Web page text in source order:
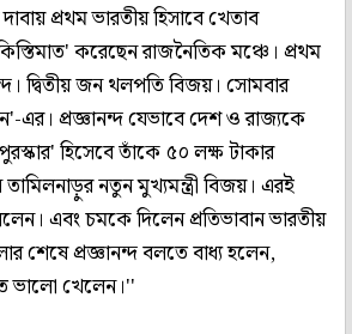
প্রথম ভারতীয় হিসাবে খেতাব
করেছেন রাজনৈতিক মঞ্চে। প্রথম
দ্বিতীয় জন থলপতি বিজয়। সোমবার
এর। প্রজ্ঞানন্দ যেভাবে দেশ ও রাজ্যকে
হিসেবে তাঁকে ৫০ লক্ষ টাকার
নতুন মুখ্যমন্ত্রী বিজয়। এরই
এবং চমকে দিলেন প্রতিভাবান ভারতীয়
শেষে প্রজ্ঞানন্দ বলতে বাধ্য হলেন,
ভালো খেলেন।''